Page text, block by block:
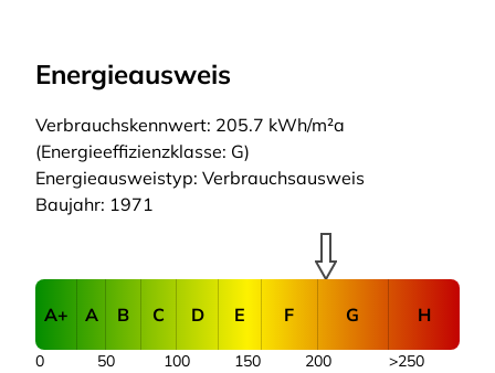
Energieausweis
Verbrauchskennwert: 205.7 kWh/m²a
(Energieeffizienzklasse: G)
Energieausweistyp: Verbrauchsausweis
Baujahr: 1971
A+ A B C D E F G H
50 100 150 200
0 >250